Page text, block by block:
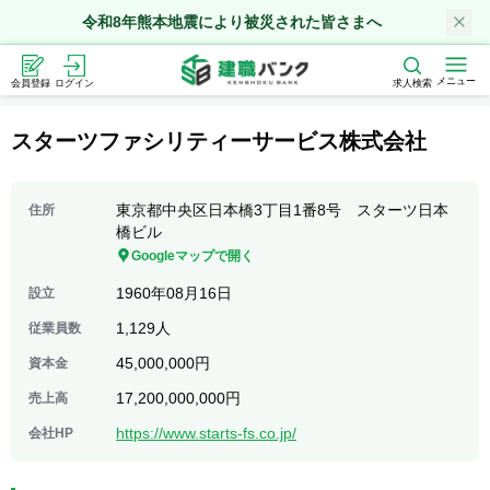
令和8年熊本地震により被災された皆さまへ
会員登録 ログイン 求人検索 メニュー
スターツファシリティーサービス株式会社
住所
東京都中央区日本橋3丁目1番8号 スターツ日本
橋ビル
Googleマップで開く
設立 1960年08月16日
従業員数 1,129人
資本金 45,000,000円
売上高 17,200,000,000円
会社HP https://www.starts-fs.co.jp/